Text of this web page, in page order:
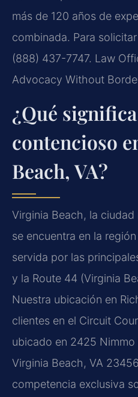
más de 120 años de
combinada. Para
(888) 437-7747. Law
Advocacy Without
¿Qué
contencioso
Beach, VA?
Virginia Beach, la
se encuentra en la
servida por las
y la Route 44 (Virginia
Nuestra ubicación en
clientes en el Circuit
ubicado en 2425 Nimmo
Virginia Beach, VA
competencia exclusiva